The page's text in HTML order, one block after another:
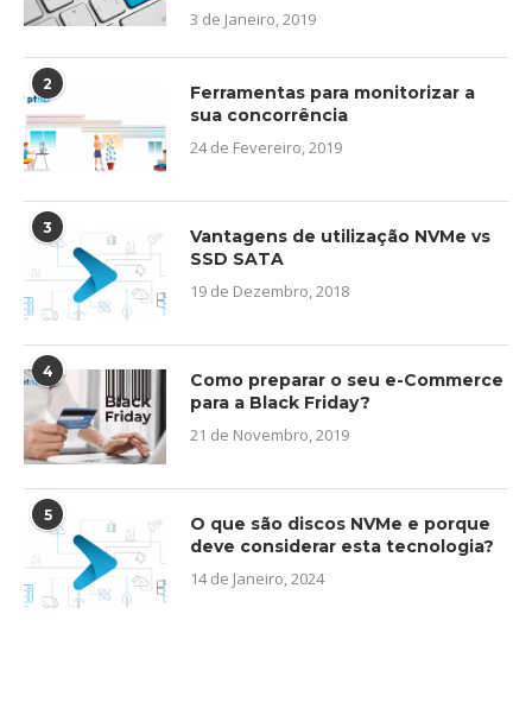
3 de Janeiro, 2019
2
Ferramentas para monitorizar a
sua concorrência
24 de Fevereiro, 2019
3
Vantagens de utilização NVMe vs
SSD SATA
19 de Dezembro, 2018
4
Como preparar o seu e-Commerce
para a Black Friday?
21 de Novembro, 2019
5
O que são discos NVMe e porque
deve considerar esta tecnologia?
14 de Janeiro, 2024